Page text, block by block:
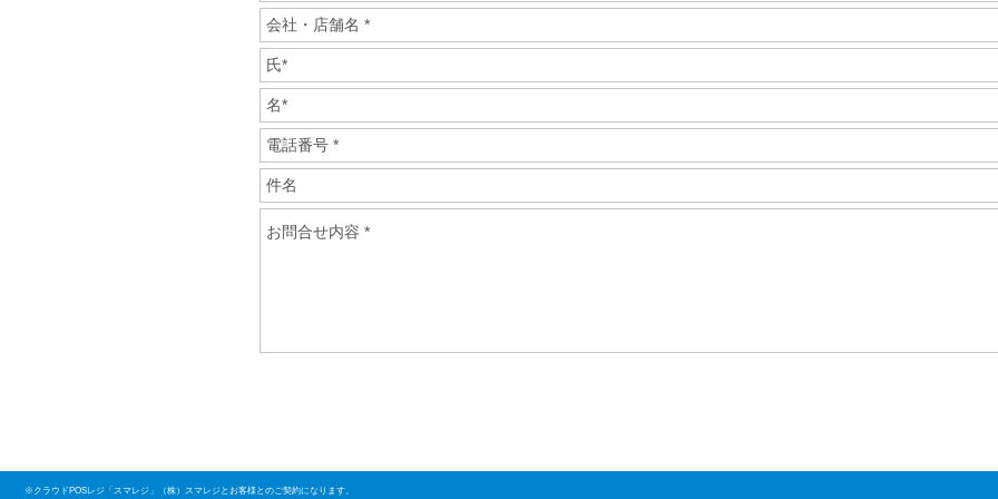
※クラウドPOSレジ「スマレジ」（株）スマレジとお客様とのご契約になります。